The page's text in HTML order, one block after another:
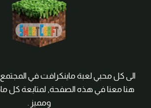
الى كل محبي لعبة ماينكرافت في
هنا معنا في هذه الصفحة, لمتابعة كل
ومميز .